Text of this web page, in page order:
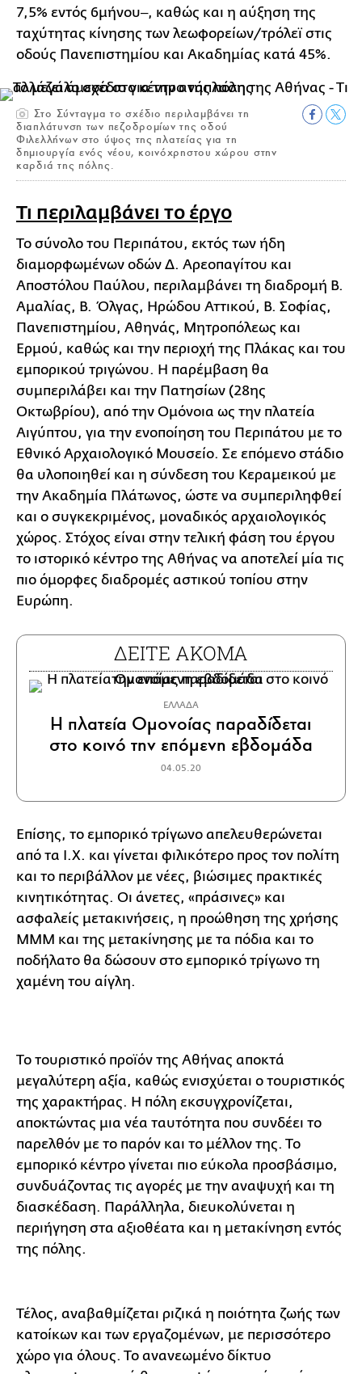
7,5% εντός 6μήνου‒, καθώς και η αύξηση της
ταχύτητας κίνησης των λεωφορείων/τρόλεϊ στις
οδούς Πανεπιστημίου και Ακαδημίας κατά 45%.
Στο Σύνταγμα το σχέδιο περιλαμβάνει τη
διαπλάτυνση των πεζοδρομίων της οδού
Φιλελλήνων στο ύψος της πλατείας για τη
δημιουργία ενός νέου, κοινόχρηστου χώρου στην
καρδιά της πόλης.
Τι περιλαμβάνει το έργο
Το σύνολο του Περιπάτου, εκτός των ήδη
διαμορφωμένων οδών Δ. Αρεοπαγίτου και
Αποστόλου Παύλου, περιλαμβάνει τη διαδρομή Β.
Αμαλίας, Β. Όλγας, Ηρώδου Αττικού, Β. Σοφίας,
Πανεπιστημίου, Αθηνάς, Μητροπόλεως και
Ερμού, καθώς και την περιοχή της Πλάκας και του
εμπορικού τριγώνου. Η παρέμβαση θα
συμπεριλάβει και την Πατησίων (28ης
Οκτωβρίου), από την Ομόνοια ως την πλατεία
Αιγύπτου, για την ενοποίηση του Περιπάτου με το
Εθνικό Αρχαιολογικό Μουσείο. Σε επόμενο στάδιο
θα υλοποιηθεί και η σύνδεση του Κεραμεικού με
την Ακαδημία Πλάτωνος, ώστε να συμπεριληφθεί
και ο συγκεκριμένος, μοναδικός αρχαιολογικός
χώρος. Στόχος είναι στην τελική φάση του έργου
το ιστορικό κέντρο της Αθήνας να αποτελεί μία τις
πιο όμορφες διαδρομές αστικού τοπίου στην
Ευρώπη.
ΔΕΙΤΕ ΑΚΟΜΑ
ΕΛΛΑΔΑ
Η πλατεία Ομονοίας παραδίδεται
στο κοινό την επόμενη εβδομάδα
04.05.20
Επίσης, το εμπορικό τρίγωνο απελευθερώνεται
από τα Ι.Χ. και γίνεται φιλικότερο προς τον πολίτη
και το περιβάλλον με νέες, βιώσιμες πρακτικές
κινητικότητας. Οι άνετες, «πράσινες» και
ασφαλείς μετακινήσεις, η προώθηση της χρήσης
ΜΜΜ και της μετακίνησης με τα πόδια και το
ποδήλατο θα δώσουν στο εμπορικό τρίγωνο τη
χαμένη του αίγλη.
Το τουριστικό προϊόν της Αθήνας αποκτά
μεγαλύτερη αξία, καθώς ενισχύεται ο τουριστικός
της χαρακτήρας. Η πόλη εκσυγχρονίζεται,
αποκτώντας μια νέα ταυτότητα που συνδέει το
παρελθόν με το παρόν και το μέλλον της. Το
εμπορικό κέντρο γίνεται πιο εύκολα προσβάσιμο,
συνδυάζοντας τις αγορές με την αναψυχή και τη
διασκέδαση. Παράλληλα, διευκολύνεται η
περιήγηση στα αξιοθέατα και η μετακίνηση εντός
της πόλης.
Τέλος, αναβαθμίζεται ριζικά η ποιότητα ζωής των
κατοίκων και των εργαζομένων, με περισσότερο
χώρο για όλους. Το ανανεωμένο δίκτυο